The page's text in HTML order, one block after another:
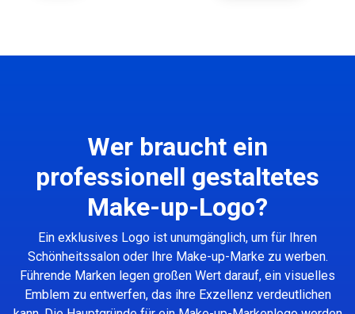
Wer braucht ein
professionell gestaltetes
Make-up-Logo?
Ein exklusives Logo ist unumgänglich, um für Ihren
Schönheitssalon oder Ihre Make-up-Marke zu werben.
Führende Marken legen großen Wert darauf, ein visuelles
Emblem zu entwerfen, das ihre Exzellenz verdeutlichen